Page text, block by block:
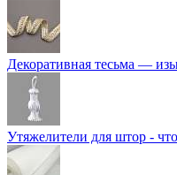
Декоративная тесьма —
Утяжелители для штор - что